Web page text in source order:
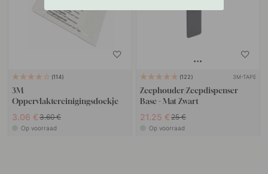
114
3M
Oppervlaktereinigingsdoekje
3.06 € 3.60 €
Op voorraad
122 3M-TAPE
Zeephouder/Zeepdispenser
Base - Mat Zwart
21.25 € 25 €
Op voorraad